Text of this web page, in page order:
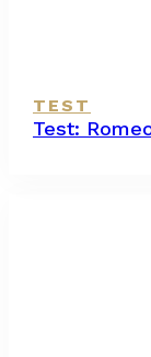
TEST
Test: